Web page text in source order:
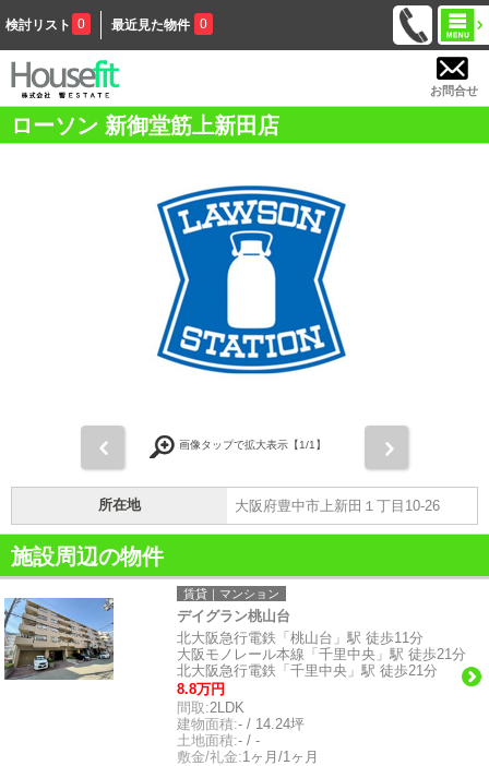
検討リスト 0 最近見た物件 0
お問合せ
ローソン 新御堂筋上新田店
画像タップで拡大表示【1/1】
所在地 大阪府豊中市上新田１丁目10-26
施設周辺の物件
賃貸｜マンション
デイグラン桃山台
北大阪急行電鉄「桃山台」駅 徒歩11分
大阪モノレール本線「千里中央」駅 徒歩21分
北大阪急行電鉄「千里中央」駅 徒歩21分
8.8万円
間取:2LDK
建物面積:- / 14.24坪
土地面積:- / -
敷金/礼金:1ヶ月/1ヶ月